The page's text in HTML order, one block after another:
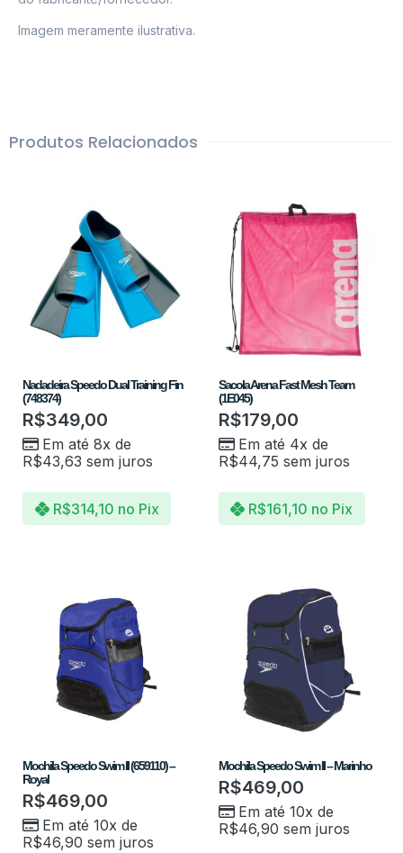
Imagem meramente ilustrativa.
Produtos Relacionados
Nadadeira Speedo Dual Training Fin
(748374)
R$349,00
Em até 8x de
R$43,63 sem juros
R$314,10 no Pix
Sacola Arena Fast Mesh Team
(1E045)
R$179,00
Em até 4x de
R$44,75 sem juros
R$161,10 no Pix
Mochila Speedo Swim II (659110) –
Royal
R$469,00
Em até 10x de
R$46,90 sem juros
Mochila Speedo Swim II – Marinho
R$469,00
Em até 10x de
R$46,90 sem juros